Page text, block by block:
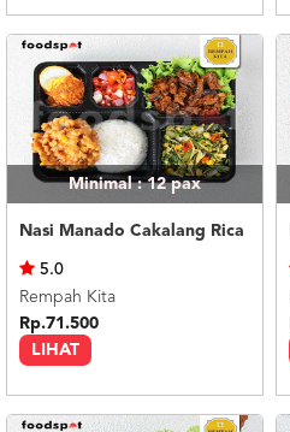
Minimal : 12pax
Nasi Manado Cakalang Rica
LIHAT
5.0
Rempah Kita
Rp.71.500